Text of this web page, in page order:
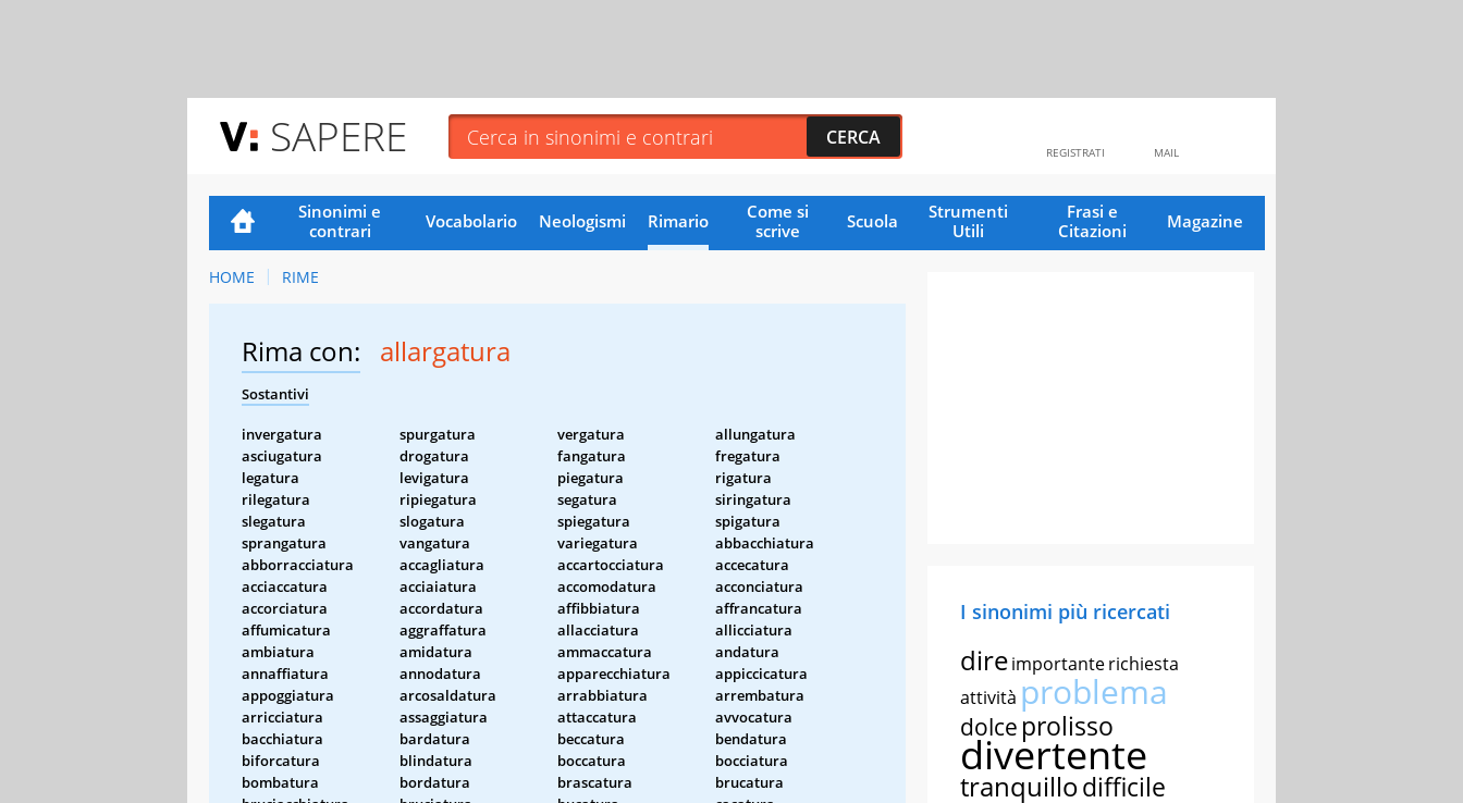
SAPERE MAIL
REGISTRATI
Sinonimi e
contrari
Vocabolario Neologismi Rimario
Come si
scrive
Scuola
Strumenti
Utili
Frasi e
Citazioni
Magazine
HOME RIME
Rima con: allargatura
Sostantivi
invergatura spurgatura vergatura
allungatura
asciugatura
drogatura fangatura
fregatura
legatura
levigatura piegatura
rigatura
rilegatura
ripiegatura segatura
siringatura
slegatura
slogatura spiegatura
spigatura
sprangatura
vangatura variegatura
abbacchiatura
abborracciatura
accagliatura accartocciatura
accecatura
acciaccatura
acciaiatura accomodatura
acconciatura
accorciatura
accordatura affibbiatura
affrancatura
affumicatura
aggraffatura allacciatura
allicciatura
ambiatura
amidatura ammaccatura
andatura
annaffiatura
annodatura apparecchiatura
appiccicatura
appoggiatura
arcosaldatura arrabbiatura
arrembatura
arricciatura
assaggiatura attaccatura
avvocatura
bacchiatura
bardatura beccatura
bendatura
biforcatura
blindatura boccatura
bocciatura
bombatura
bordatura brascatura
brucatura
I sinonimi più ricercati
direimportanterichiesta
attività problema
dolce prolisso
divertente
tranquillodifficile